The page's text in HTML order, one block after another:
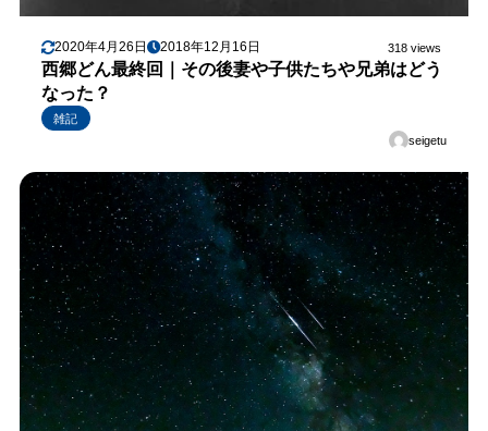
2020年4月26日 2018年12月16日 318 views
西郷どん最終回｜その後妻や子供たちや兄弟はどう
なった？
雑記
seigetu